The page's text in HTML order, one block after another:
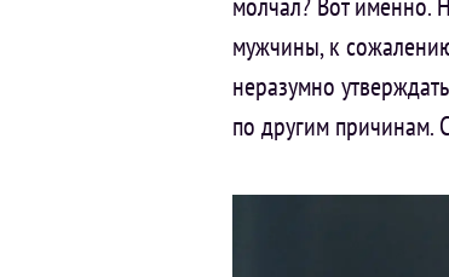
мужчины, к
неразумно
по другим причинам.